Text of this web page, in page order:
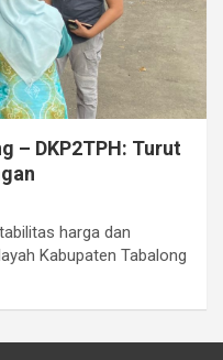
– DKP2TPH: Turut
harga dan
Kabupaten Tabalong